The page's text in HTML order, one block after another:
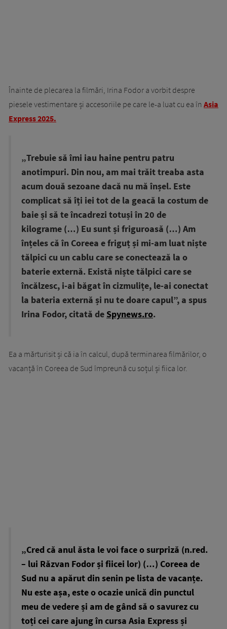
Înainte de plecarea la filmări, Irina Fodor a vorbit despre
piesele vestimentare și accesoriile pe care le-a luat cu ea în Asia
Express 2025.
„Trebuie să îmi iau haine pentru patru
anotimpuri. Din nou, am mai trăit treaba asta
acum două sezoane dacă nu mă înșel. Este
complicat să îți iei tot de la geacă la costum de
baie și să te încadrezi totuși în 20 de
kilograme (…) Eu sunt și friguroasă (…) Am
înțeles că în Coreea e friguț și mi-am luat niște
tălpici cu un cablu care se conectează la o
baterie externă. Există niște tălpici care se
încălzesc, i-ai băgat în cizmulițe, le-ai conectat
la bateria externă și nu te doare capul”, a spus
Irina Fodor, citată de Spynews.ro.
Ea a mărturisit și că ia în calcul, după terminarea filmărilor, o
vacanță în Coreea de Sud împreună cu soțul și fiica lor.
„Cred că anul ăsta le voi face o surpriză (n.red.
– lui Răzvan Fodor și fiicei lor) (…) Coreea de
Sud nu a apărut din senin pe lista de vacanțe.
Nu este așa, este o ocazie unică din punctul
meu de vedere și am de gând să o savurez cu
toți cei care ajung în cursa Asia Express și